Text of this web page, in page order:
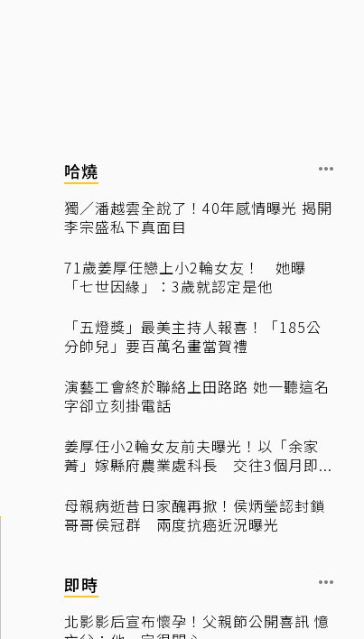
哈燒
獨／潘越雲全說了！40年感情曝光 揭開
李宗盛私下真面目
71歲姜厚任戀上小2輪女友！ 她曝
「七世因緣」：3歲就認定是他
「五燈獎」最美主持人報喜！「185公
分帥兒」要百萬名畫當賀禮
演藝工會終於聯絡上田路路 她一聽這名
字卻立刻掛電話
姜厚任小2輪女友前夫曝光！以「余家
菁」嫁縣府農業處科長 交往3個月即...
母親病逝昔日家醜再掀！侯炳瑩認封鎖
哥哥侯冠群 兩度抗癌近況曝光
即時
北影影后宣布懷孕！父親節公開喜訊 憶